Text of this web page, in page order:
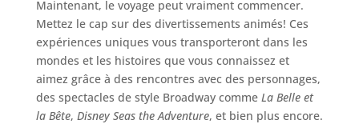
Maintenant, le voyage peut vraiment commencer.
Mettez le cap sur des divertissements animés! Ces
expériences uniques vous transporteront dans les
mondes et les histoires que vous connaissez et
aimez grâce à des rencontres avec des personnages,
des spectacles de style Broadway comme La Belle et
la Bête, Disney Seas the Adventure, et bien plus encore.